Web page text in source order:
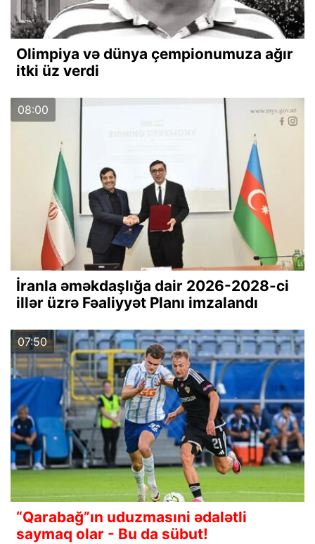
Olimpiya və dünya çempionumuza ağır
itki üz verdi
08:00
İranla əməkdaşlığa dair 2026-2028-ci
illər üzrə Fəaliyyət Planı imzalandı
07:50
“Qarabağ”ın uduzmasıni ədalətli
saymaq olar - Bu da sübut!